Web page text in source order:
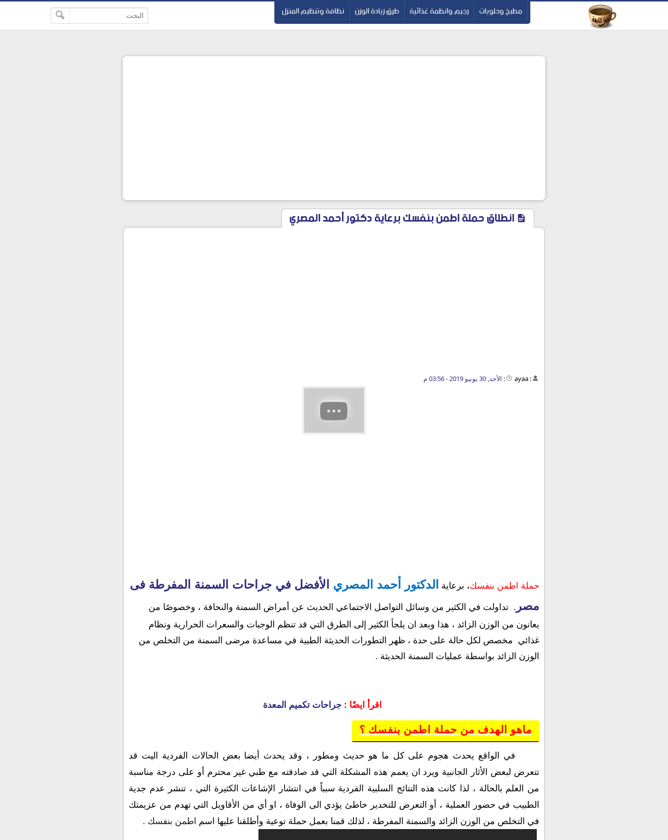
--> مطبخ وحلويات رجيم وانظمة غذائية طرق زيادة الوزن نظافة وتنظيم المنزل
انطلاق حملة اطمن بنفسك برعاية دكتور أحمد المصري
:
ayaa
: الأحد, 30 يونيو 2019 - 03:56 م
ماهو الهدف من حملة اطمن بنفسك ؟
أهداف حملة اطمن بنفسك
حملة اطمن بنفسك، برعاية الدكتور أحمد المصري الأفضل في جراحات السمنة المفرطة فى
مصر . تداولت في الكثير من وسائل التواصل الاجتماعي الحديث عن أمراض السمنة والنحافة ، وخصوصًا من
يعانون من الوزن الزائد ، هذا وبعد ان يلجأ الكثير إلى الطرق التي قد تنظم الوجبات والسعرات الحرارية ونظام
غذائي مخصص لكل حالة على حدة ، ظهر التطورات الحديثة الطبية في مساعدة مرضى السمنة من التخلص من
الوزن الزائد بواسطة عمليات السمنة الحديثة .
اقرأ ايضًا :جراحات تكميم المعدة
ماهو الهدف من حملة اطمن بنفسك ؟
في الواقع يحدث هجوم على كل ما هو حديث ومطور ، وقد يحدث أيضا بعض الحالات الفردية اليت قد
تتعرض لبعض الأثار الجانبية ويرد ان يعمم هذه المشكلة التي قد صادفته مع طبي غير محترم أو على درجة مناسبة
من العلم بالحالة ، لذا كانت هذه النتائج السلبية الفردية سبباً في انتشار الإشاعات الكثيرة التي ، تنشر عدم جدية
الطبيب في حضور العملية ، أو التعرض للتخدير خاطئ يؤدي الى الوفاة ، او أي من الأقاويل التي تهدم من عزيمتك
في التخلص من الوزن الزائد والسمنة المفرطة ، لذلك قمنا بعمل حملة توعية وأطلقنا عليها اسم اطمن بنفسك .